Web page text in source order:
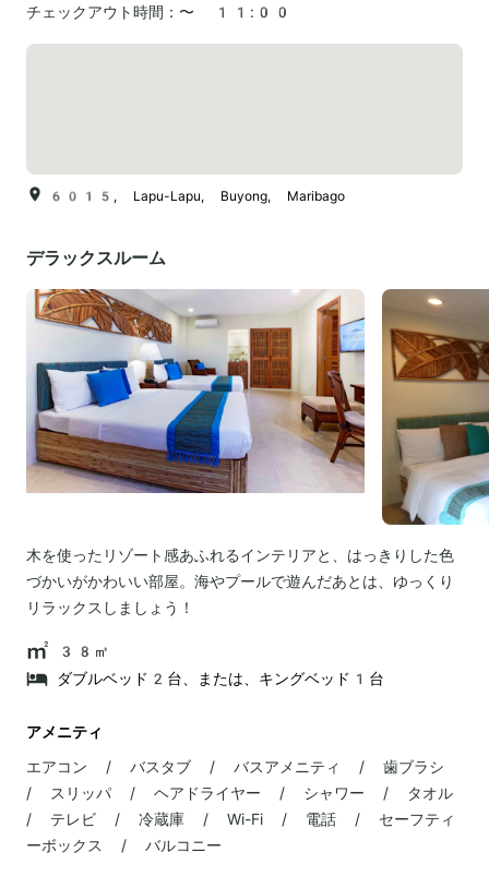
チェックアウト時間： 〜 11:00
6015, Lapu-Lapu, Buyong, Maribago
デラックスルーム
木を使ったリゾート感あふれるインテリアと、はっきりした色
づかいがかわいい部屋。海やプールで遊んだあとは、ゆっくり
リラックスしましょう！
38㎡
ダブルベッド2台、または、キングベッド1台
アメニティ
エアコン / バスタブ / バスアメニティ / 歯ブラシ
/ スリッパ / ヘアドライヤー / シャワー / タオル
/ テレビ / 冷蔵庫 / Wi-Fi / 電話 / セーフティ
ーボックス / バルコニー